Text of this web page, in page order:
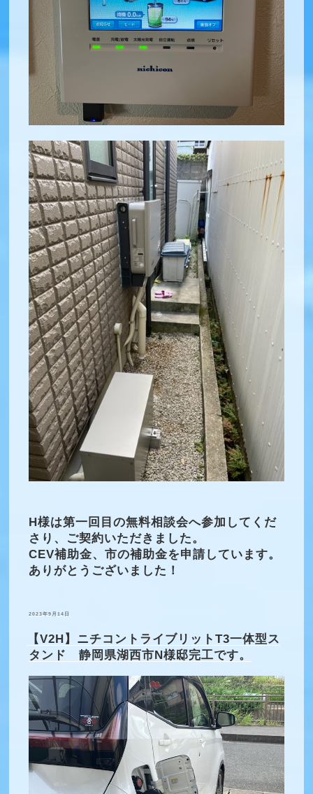
H様は第一回目の無料相談会へ参加してくだ
さり、ご契約いただきました。
CEV補助金、市の補助金を申請しています。
ありがとうございました！
投
2023年9月14日
【V2H】ニチコントライブリットT3一体型ス
タンド 静岡県湖西市N様邸完工です。